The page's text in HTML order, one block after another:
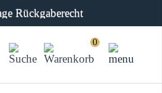
Rückgaberecht
0